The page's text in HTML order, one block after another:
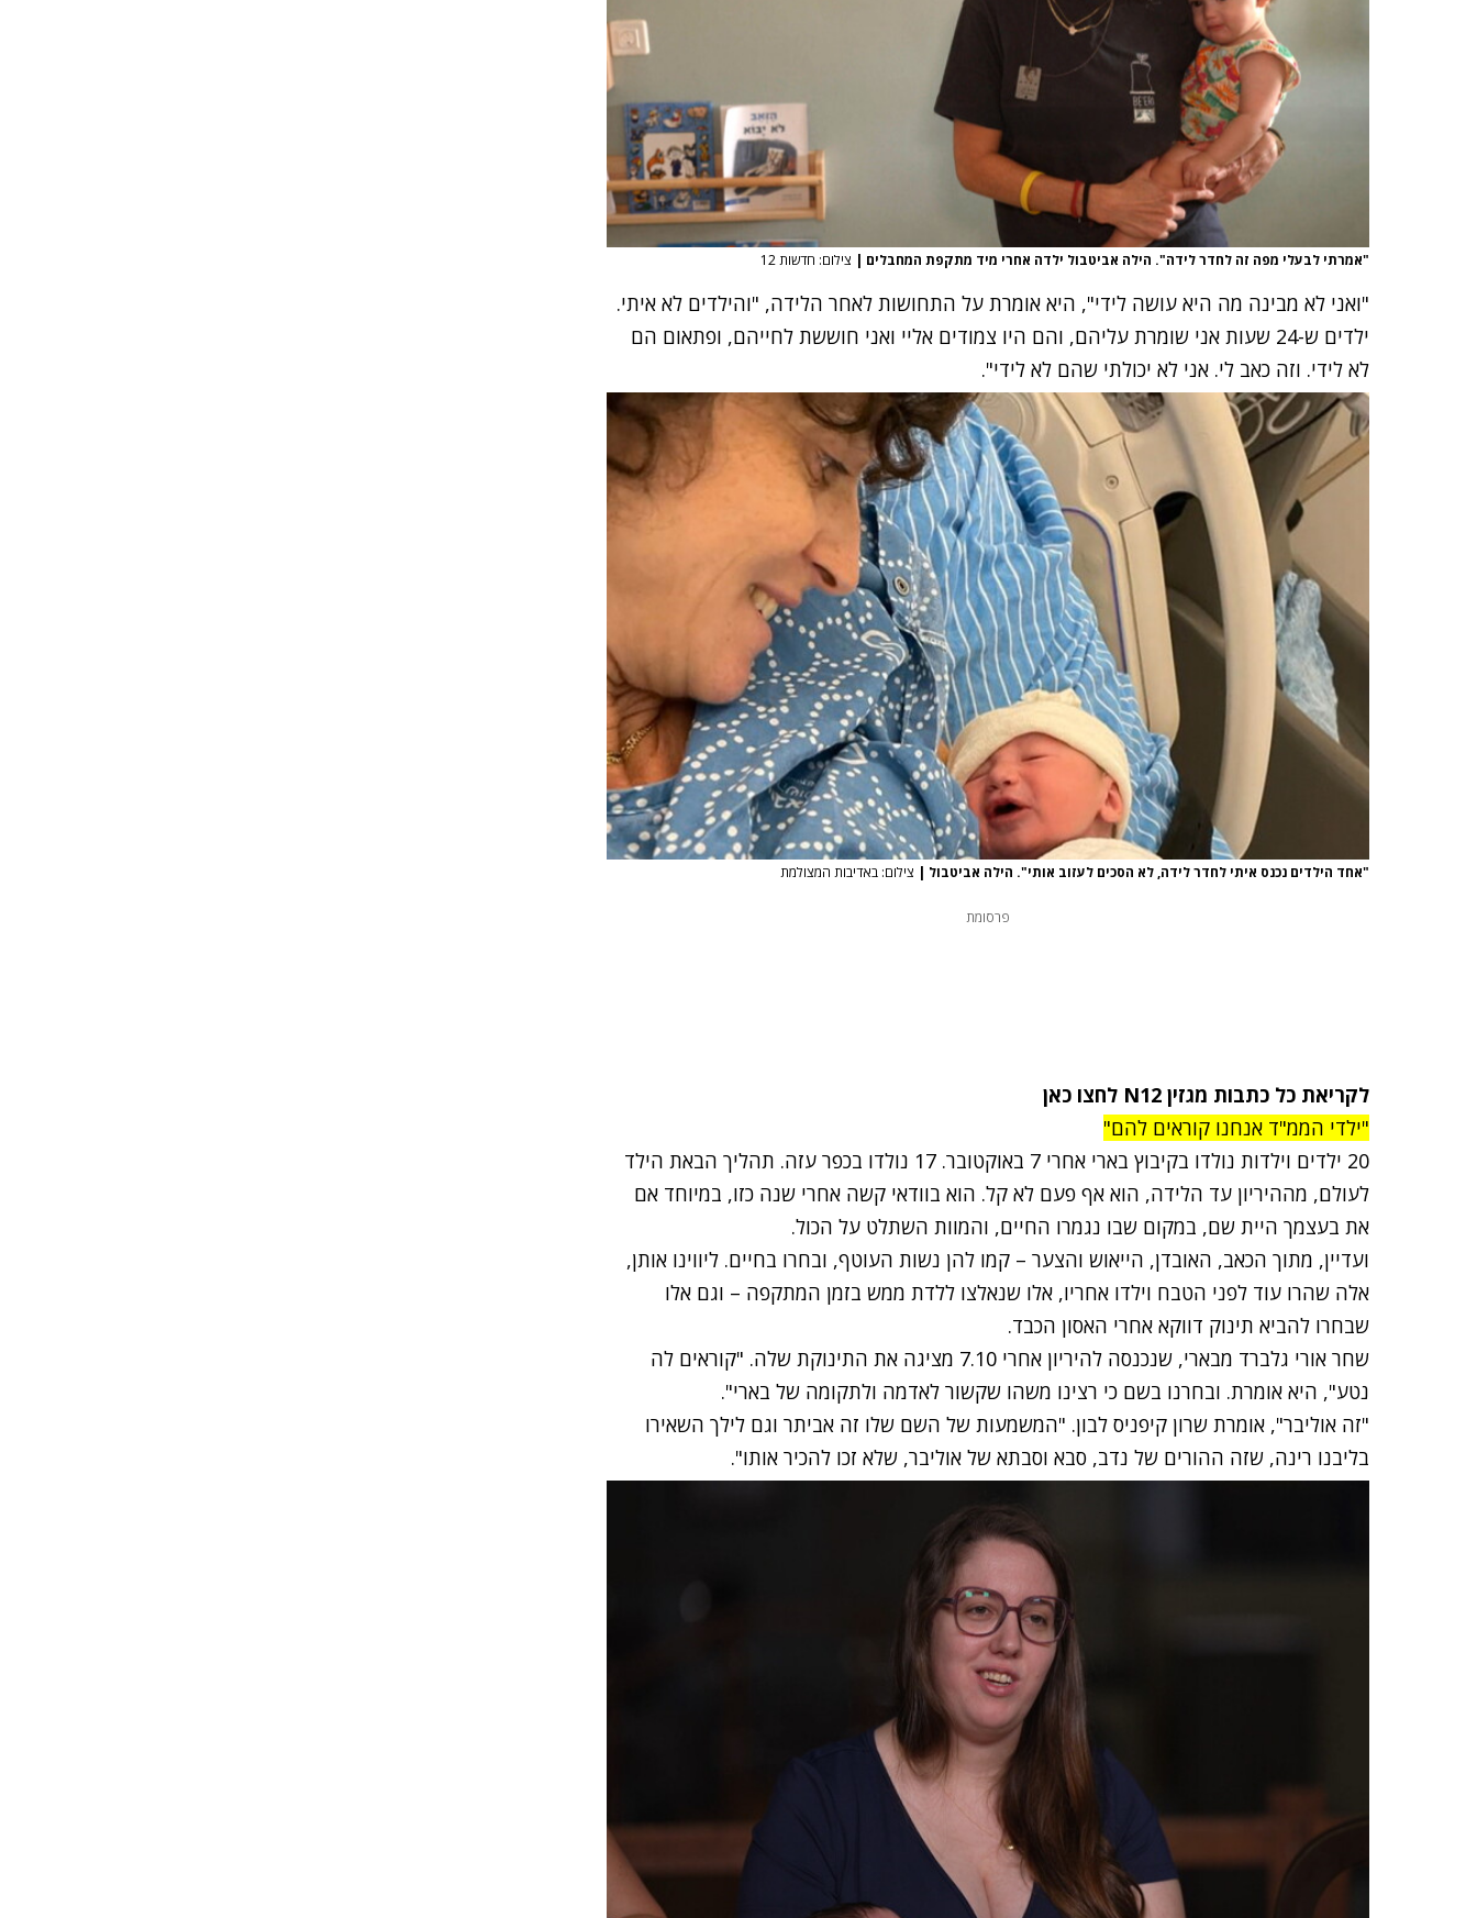
"אמרתי לבעלי מפה זה לחדר לידה". הילה אביטבול ילדה אחרי מיד מתקפת המחבלים | צילום: חדשות 12
"ואני לא מבינה מה היא עושה לידי", היא אומרת על התחושות לאחר הלידה, "והילדים לא איתי.
ילדים ש-24 שעות אני שומרת עליהם, והם היו צמודים אליי ואני חוששת לחייהם, ופתאום הם
לא לידי. וזה כאב לי. אני לא יכולתי שהם לא לידי".
"אחד הילדים נכנס איתי לחדר לידה, לא הסכים לעזוב אותי". הילה אביטבול | צילום: באדיבות המצולמת
פרסומת
לקריאת כל כתבות מגזין N12 לחצו כאן
"ילדי הממ"ד אנחנו קוראים להם"
20 ילדים וילדות נולדו בקיבוץ בארי אחרי 7 באוקטובר. 17 נולדו בכפר עזה. תהליך הבאת הילד
לעולם, מההיריון עד הלידה, הוא אף פעם לא קל. הוא בוודאי קשה אחרי שנה כזו, במיוחד אם
את בעצמך היית שם, במקום שבו נגמרו החיים, והמוות השתלט על הכול.
ועדיין, מתוך הכאב, האובדן, הייאוש והצער – קמו להן נשות העוטף, ובחרו בחיים. ליווינו אותן,
אלה שהרו עוד לפני הטבח וילדו אחריו, אלו שנאלצו ללדת ממש בזמן המתקפה – וגם אלו
שבחרו להביא תינוק דווקא אחרי האסון הכבד.
שחר אורי גלברד מבארי, שנכנסה להיריון אחרי 7.10 מציגה את התינוקת שלה. "קוראים לה
נטע", היא אומרת. ובחרנו בשם כי רצינו משהו שקשור לאדמה ולתקומה של בארי".
"זה אוליבר", אומרת שרון קיפניס לבון. "המשמעות של השם שלו זה אביתר וגם לילך השאירו
בליבנו רינה, שזה ההורים של נדב, סבא וסבתא של אוליבר, שלא זכו להכיר אותו".